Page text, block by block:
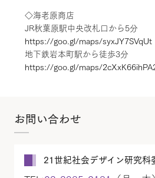
◇海老原商店
JR秋葉原駅中央改札口から5分
https://goo.gl/maps/syxJY7SVqUt
地下鉄岩本町駅から徒歩3分
https://goo.gl/maps/
お問い合わせ
21世紀社会デザイン研究科